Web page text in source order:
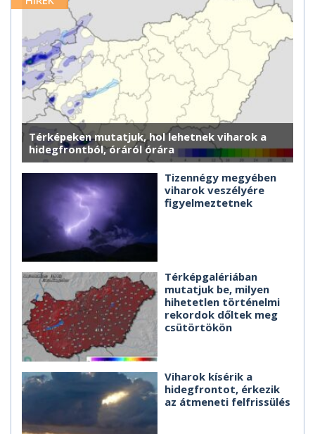
Térképeken mutatjuk, hol lehetnek viharok a
hidegfrontból, óráról órára
Tizennégy megyében
viharok veszélyére
figyelmeztetnek
Térképgalériában
mutatjuk be, milyen
hihetetlen történelmi
rekordok dőltek meg
csütörtökön
Viharok kísérik a
hidegfrontot, érkezik
az átmeneti felfrissülés